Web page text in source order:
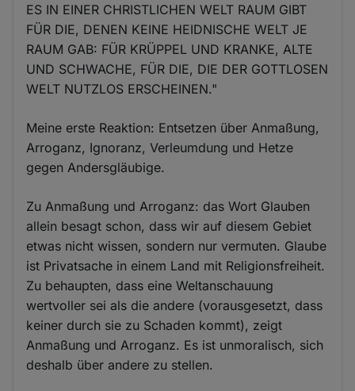
ES IN EINER CHRISTLICHEN WELT RAUM GIBT
FÜR DIE, DENEN KEINE HEIDNISCHE WELT JE
RAUM GAB: FÜR KRÜPPEL UND KRANKE, ALTE
UND SCHWACHE, FÜR DIE, DIE DER GOTTLOSEN
WELT NUTZLOS ERSCHEINEN."
Meine erste Reaktion: Entsetzen über Anmaßung,
Arroganz, Ignoranz, Verleumdung und Hetze
gegen Andersgläubige.
Zu Anmaßung und Arroganz: das Wort Glauben
allein besagt schon, dass wir auf diesem Gebiet
etwas nicht wissen, sondern nur vermuten. Glaube
ist Privatsache in einem Land mit Religionsfreiheit.
Zu behaupten, dass eine Weltanschauung
wertvoller sei als die andere (vorausgesetzt, dass
keiner durch sie zu Schaden kommt), zeigt
Anmaßung und Arroganz. Es ist unmoralisch, sich
deshalb über andere zu stellen.